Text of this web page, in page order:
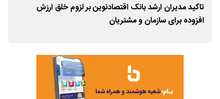
تاکید مدیران ارشد بانک اقتصادنوین بر لزوم خلق ارزش
افزوده برای سازمان و مشتریان